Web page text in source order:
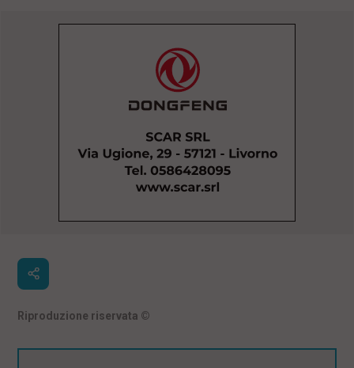
Riproduzione riservata ©